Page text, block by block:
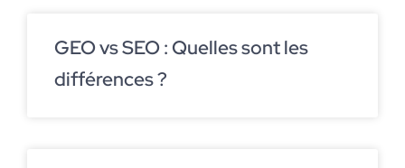
GEO vs SEO : Quelles sont les
différences ?